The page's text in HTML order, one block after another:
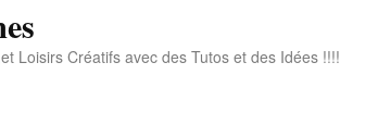
Loisirs Créatifs avec des Tutos et des Idées !!!!